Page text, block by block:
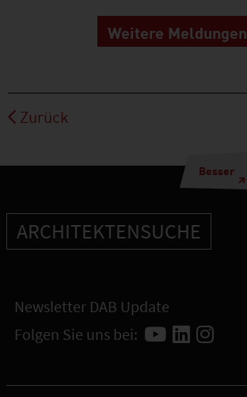
Weitere Meldungen
Zurück
Besser
ARCHITEKTENSUCHE
Newsletter DAB Update
Folgen Sie uns bei: